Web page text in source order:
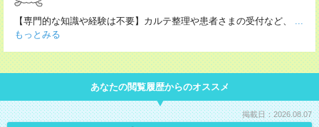
【専門的な知識や経験は不要】カルテ整理や患者さまの受付など、
...
もっとみる
あなたの閲覧履歴からのオススメ
掲載日：2026.08.07